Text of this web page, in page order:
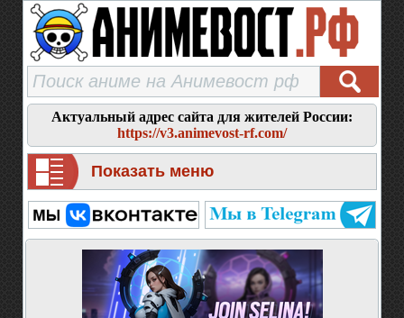
Актуальный адрес сайта для жителей России:
https://v3.animevost-rf.com/
Показать меню